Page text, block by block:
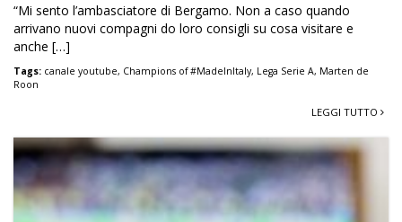
“Mi sento l’ambasciatore di Bergamo. Non a caso quando
arrivano nuovi compagni do loro consigli su cosa visitare e
anche […]
Tags: canale youtube, Champions of #MadeInItaly, Lega Serie A, Marten de
Roon
LEGGI TUTTO